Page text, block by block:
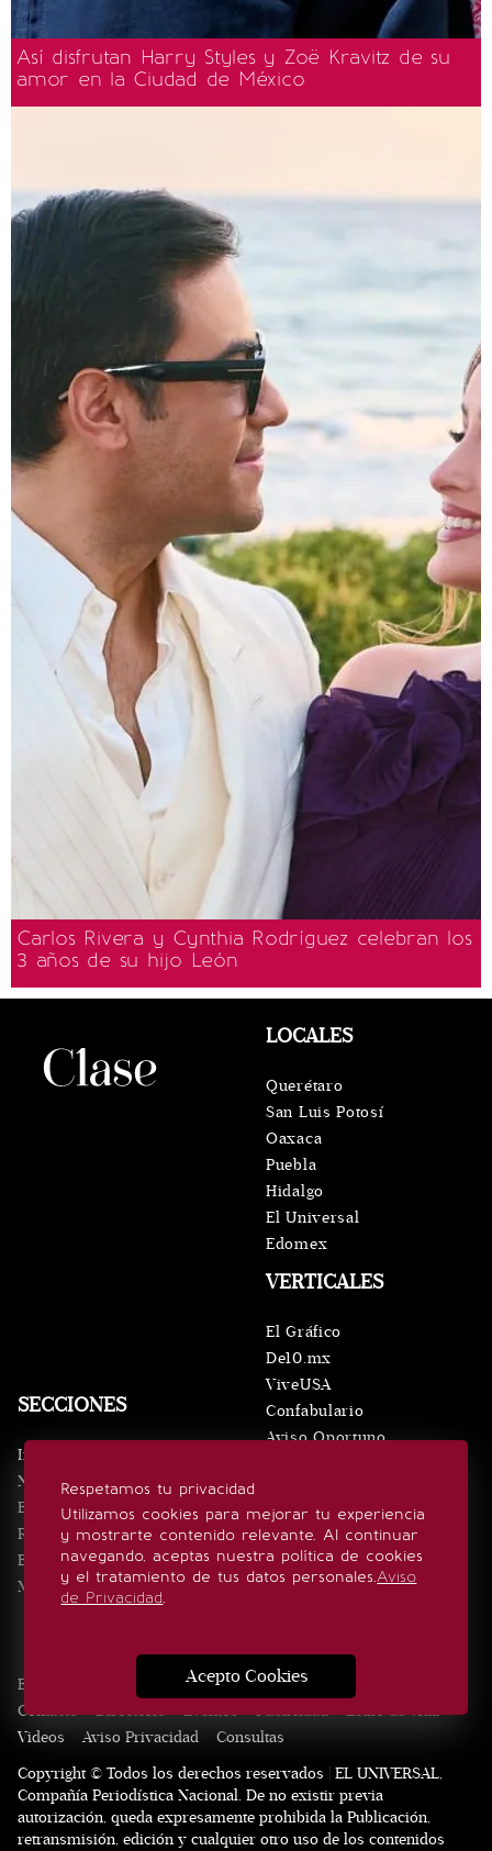
Así disfrutan Harry Styles y Zoë Kravitz de su
amor en la Ciudad de México
Carlos Rivera y Cynthia Rodríguez celebran los
3 años de su hijo León
Respetamos tu privacidad
Utilizamos cookies para mejorar tu experiencia
y mostrarte contenido relevante. Al continuar
navegando, aceptas nuestra política de cookies
y el tratamiento de tus datos personales.Aviso
de Privacidad.
Acepto Cookies
SECCIONES
Inicio
Noticias
Eventos
Realeza
Estilo de vida
Minuto x Minuto
VERTICALES
El Gráfico
De10.mx
ViveUSA
Confabulario
Aviso Oportuno
LOCALES
Querétaro
San Luis Potosí
Oaxaca
Puebla
Hidalgo
El Universal
Edomex
SÍGUENOS
Edición Impresa Noticias Quiénes somos
Contacto
Directorio Eventos Publicidad
Estilo de vida
Videos
Aviso Privacidad
Consultas
Copyright © Todos los derechos reservados | EL UNIVERSAL,
Compañía Periodística Nacional. De no existir previa
autorización, queda expresamente prohibida la Publicación,
retransmisión, edición y cualquier otro uso de los contenidos